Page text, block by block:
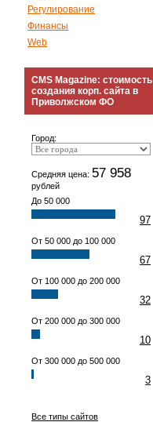
Регулирование
Финансы
Web
CMS Magazine: стоимость
создания корп. сайта в
Приволжском ФО
Город:
Средняя цена: 57 958
рублей
До 50 000
97
От 50 000 до 100 000
67
От 100 000 до 200 000
32
От 200 000 до 300 000
10
От 300 000 до 500 000
3
Все типы сайтов